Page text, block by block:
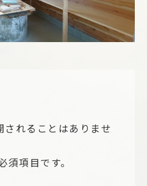
されることはありませ
項目です。